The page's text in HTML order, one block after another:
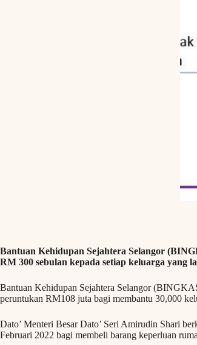
Bantuan Kehidupan Sejahtera Selangor
RM 300 sebulan kepada setiap keluarga yang
Bantuan Kehidupan Sejahtera Selangor
peruntukan RM108 juta bagi membantu 30,000
Dato’ Menteri Besar Dato’ Seri Amirudin Shari
Februari 2022 bagi membeli barang keperluan